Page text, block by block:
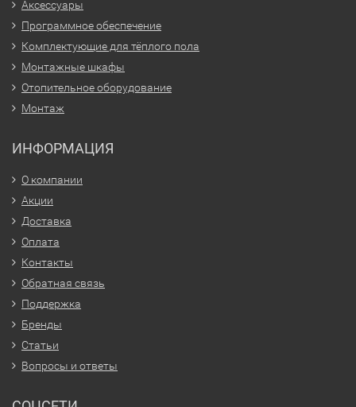
Аксессуары
Программное обеспечение
Комплектующие для тёплого пола
Монтажные шкафы
Отопительное оборудование
Монтаж
ИНФОРМАЦИЯ
О компании
Акции
Доставка
Оплата
Контакты
Обратная связь
Поддержка
Бренды
Статьи
Вопросы и ответы